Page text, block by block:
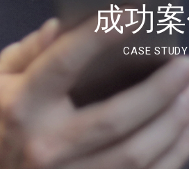
成功
CASE STUDY